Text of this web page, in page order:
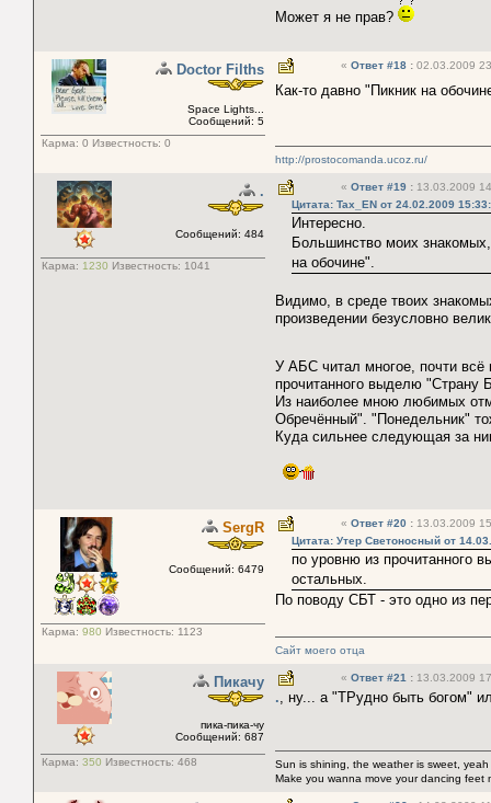
Может я не прав?
Doctor Filths
Space Lights...
Сообщений: 5
Карма: 0 Известность: 0
« Ответ #18 : 02.03.2009
Как-то давно "Пикник на
http://prostocomanda.ucoz.ru/
.
Сообщений: 484
Карма: 1230 Известность: 1041
« Ответ #19 : 13.03.2009
Цитата: Tax_EN от 24.02.2009
Интересно.
Большинство моих
на обочине".
Видимо, в среде твоих
произведении безусловно
У АБС читал многое, почти
прочитанного выделю "Страну
Из наиболее мною любимых
Обречённый". "Понедельник"
Куда сильнее следующая за
SergR
Сообщений: 6479
Карма: 980 Известность: 1123
« Ответ #20 : 13.03.2009
Цитата: Утер Светоносный от
по уровню из прочитанного
остальных.
По поводу СБТ - это одно из
Сайт моего отца
Пикачу
пика-пика-чу
Сообщений: 687
Карма: 350 Известность: 468
« Ответ #21 : 13.03.2009
., ну... а "ТРудно быть богом"
Sun is shining, the weather is sweet, yeah
Make you wanna move your dancing feet